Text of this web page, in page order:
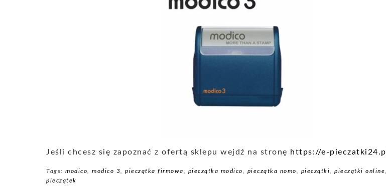
Jeśli chcesz się zapoznać z ofertą sklepu wejdź na stronę https://e-pieczatki24.pl
Tags: modico modico 3 pieczątka firmowa pieczątka modico pieczątka nomo pieczątki pieczątki online
pieczątek